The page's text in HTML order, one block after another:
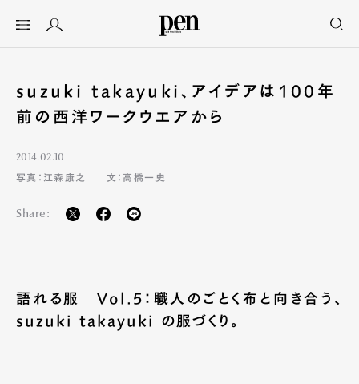
suzuki takayuki、アイデアは100年
前の西洋ワークウエアから
2014.02.10
写真：江森康之
文：高橋一史
Share:
語れる服 Vol.5：職人のごとく布と向き合う、
suzuki takayuki の服づくり。